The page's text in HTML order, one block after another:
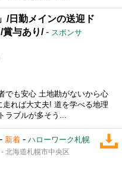
/日勤メインの送迎ド
賞与あり/- スポンサ
でも安心 土地勘がないから心
れば大丈夫! 道を学べる地理
ブルが多そう...
- 新着 - ハローワーク札幌
北海道札幌市中央区